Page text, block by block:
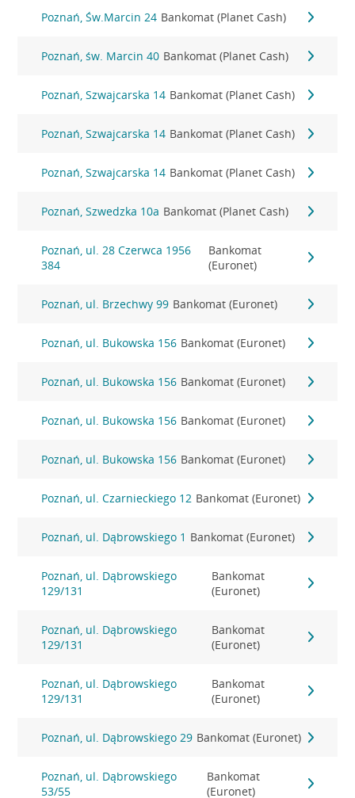
Poznań, Św.Marcin 24 Bankomat (Planet Cash)
Poznań, św. Marcin 40 Bankomat (Planet Cash)
Poznań, Szwajcarska 14 Bankomat (Planet Cash)
Poznań, Szwajcarska 14 Bankomat (Planet Cash)
Poznań, Szwajcarska 14 Bankomat (Planet Cash)
Poznań, Szwedzka 10a Bankomat (Planet Cash)
Poznań, ul. 28 Czerwca 1956
384
Bankomat
(Euronet)
Poznań, ul. Brzechwy 99 Bankomat (Euronet)
Poznań, ul. Bukowska 156 Bankomat (Euronet)
Poznań, ul. Bukowska 156 Bankomat (Euronet)
Poznań, ul. Bukowska 156 Bankomat (Euronet)
Poznań, ul. Bukowska 156 Bankomat (Euronet)
Poznań, ul. Czarnieckiego 12 Bankomat (Euronet)
Poznań, ul. Dąbrowskiego 1 Bankomat (Euronet)
Poznań, ul. Dąbrowskiego
129/131
Bankomat
(Euronet)
Poznań, ul. Dąbrowskiego
129/131
Bankomat
(Euronet)
Poznań, ul. Dąbrowskiego
129/131
Bankomat
(Euronet)
Poznań, ul. Dąbrowskiego 29 Bankomat (Euronet)
Poznań, ul. Dąbrowskiego
53/55
Bankomat
(Euronet)